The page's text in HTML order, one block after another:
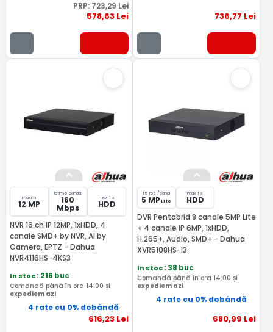
PRP: 723,29 Lei
578,63Lei 736,77 Lei
maxim
12 MP
latime banda
160
Mbps
max 1 x
HDD
NVR 16 ch IP 12MP, 1xHDD, 4
canale SMD+ by NVR, AI by
Camera, EPTZ - Dahua
NVR4116HS-4KS3
In stoc: 216 buc
Comandă până în ora 14:00 și
expediem azi
4 rate cu 0% dobândă
616,23Lei
15 fps /canal
5 MP Lite
max 1 x
HDD
DVR Pentabrid 8 canale 5MP Lite
+ 4 canale IP 6MP, 1xHDD,
H.265+, Audio, SMD+ - Dahua
XVR5108HS-I3
In stoc: 38 buc
Comandă până în ora 14:00 și
expediem azi
4 rate cu 0% dobândă
680,99 Lei